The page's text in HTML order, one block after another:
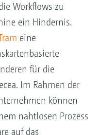
Workflows zu
ein Hindernis.
eine
für die
Im Rahmen der
können
nahtlosen Prozess
auf das